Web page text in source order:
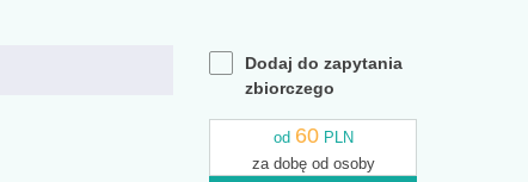
Dodaj do zapytania
zbiorczego
od 60PLN
za dobę od osoby